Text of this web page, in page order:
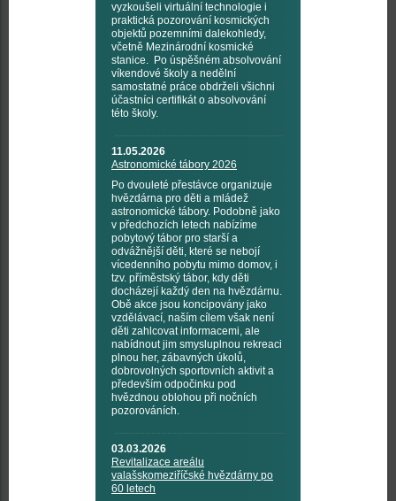
vyzkoušeli virtuální technologie i
praktická pozorování kosmických
objektů pozemními dalekohledy,
včetně Mezinárodní kosmické
stanice. Po úspěšném absolvování
víkendové školy a nedělní
samostatné práce obdrželi všichni
účastníci certifikát o absolvování
této školy.
11.05.2026
Astronomické tábory 2026
Po dvouleté přestávce organizuje
hvězdárna pro děti a mládež
astronomické tábory. Podobně jako
v předchozích letech nabízíme
pobytový tábor pro starší a
odvážnější děti, které se nebojí
vícedenního pobytu mimo domov, i
tzv. příměstský tábor, kdy děti
docházejí každý den na hvězdárnu.
Obě akce jsou koncipovány jako
vzdělávací, naším cílem však není
děti zahlcovat informacemi, ale
nabídnout jim smysluplnou rekreaci
plnou her, zábavných úkolů,
dobrovolných sportovních aktivit a
především odpočinku pod
hvězdnou oblohou při nočních
pozorováních.
03.03.2026
Revitalizace areálu
valašskomeziříčské hvězdárny po
60 letech